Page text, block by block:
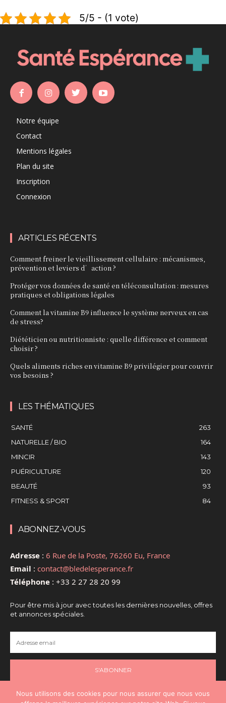
5/5 - (1 vote)
Notre équipe
Contact
Mentions légales
Plan du site
Inscription
Connexion
ARTICLES RÉCENTS
Comment freiner le vieillissement cellulaire : mécanismes,
prévention et leviers d’action ?
Protéger vos données de santé en téléconsultation : mesures
pratiques et obligations légales
Comment la vitamine B9 influence le système nerveux en cas
de stress?
Diététicien ou nutritionniste : quelle différence et comment
choisir ?
Quels aliments riches en vitamine B9 privilégier pour couvrir
vos besoins ?
LES THÉMATIQUES
SANTÉ
263
NATURELLE / BIO
164
MINCIR
143
PUÉRICULTURE
120
BEAUTÉ
93
FITNESS & SPORT
84
ABONNEZ-VOUS
Adresse : 6 Rue de la Poste, 76260 Eu, France
Email : contact@bledelesperance.fr
Téléphone : +33 2 27 28 20 99
Pour être mis à jour avec toutes les dernières nouvelles, offres
et annonces spéciales.
S'ABONNER
Nous utilisons des cookies pour nous assurer que nous vous